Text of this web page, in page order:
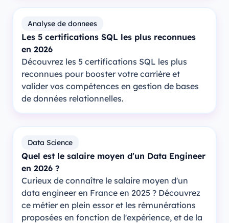
Analyse de donnees
Les 5 certifications SQL les plus reconnues
en 2026
Découvrez les 5 certifications SQL les plus
reconnues pour booster votre carrière et
valider vos compétences en gestion de bases
de données relationnelles.
Data Science
Quel est le salaire moyen d'un Data Engineer
en 2026 ?
Curieux de connaître le salaire moyen d'un
data engineer en France en 2025 ? Découvrez
ce métier en plein essor et les rémunérations
proposées en fonction de l'expérience, et de la